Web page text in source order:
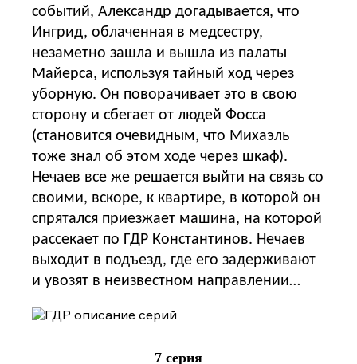
событий, Александр догадывается, что
Ингрид, облаченная в медсестру,
незаметно зашла и вышла из палаты
Майерса, используя тайный ход через
уборную. Он поворачивает это в свою
сторону и сбегает от людей Фосса
(становится очевидным, что Михаэль
тоже знал об этом ходе через шкаф).
Нечаев все же решается выйти на связь со
своими, вскоре, к квартире, в которой он
спрятался приезжает машина, на которой
рассекает по ГДР Константинов. Нечаев
выходит в подъезд, где его задерживают
и увозят в неизвестном направлении…
7 серия